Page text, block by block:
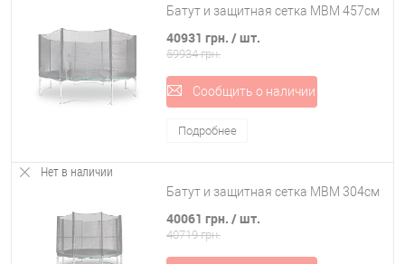
Батут и защитная сетка MBM 457см
40931 грн. / шт.
59934 грн.
Сообщить о наличии
Подробнее
Нет в наличии
Батут и защитная сетка MBM 304см
40061 грн. / шт.
40719 грн.